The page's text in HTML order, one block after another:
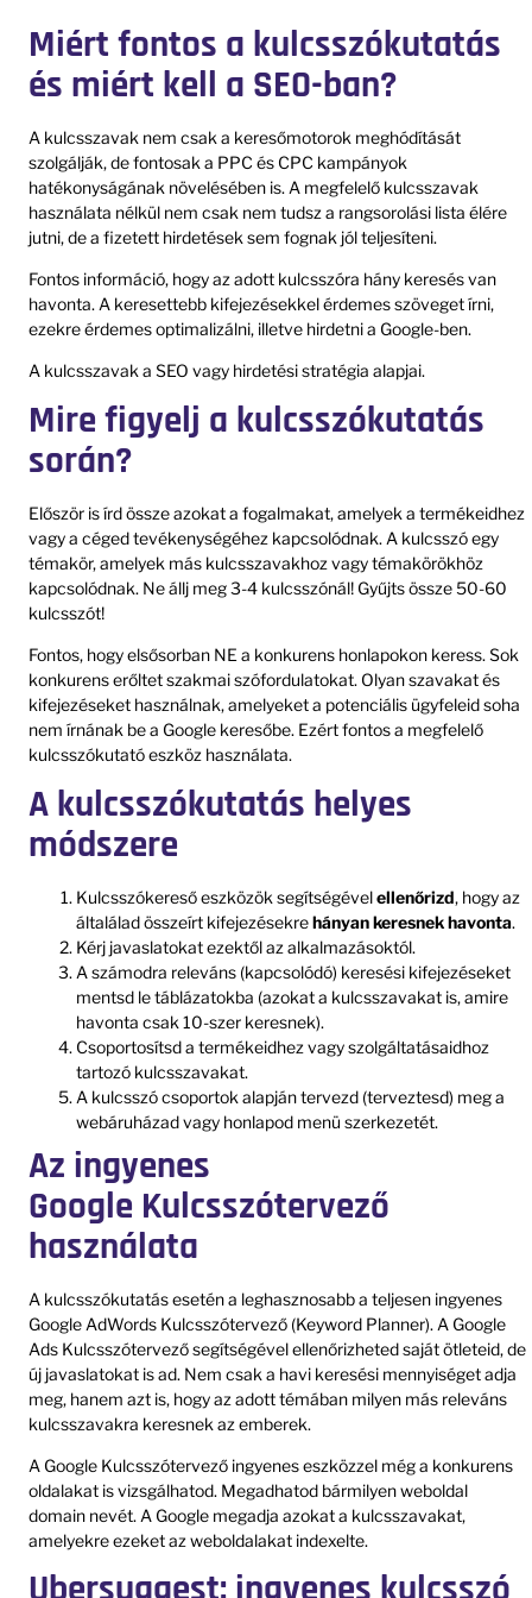
Miért fontos a kulcsszókutatás
és miért kell a SEO-ban?
A kulcsszavak nem csak a keresőmotorok meghódítását
szolgálják, de fontosak a PPC és CPC kampányok
hatékonyságának növelésében is. A megfelelő kulcsszavak
használata nélkül nem csak nem tudsz a rangsorolási lista élére
jutni, de a fizetett hirdetések sem fognak jól teljesíteni.
Fontos információ, hogy az adott kulcsszóra hány keresés van
havonta. A keresettebb kifejezésekkel érdemes szöveget írni,
ezekre érdemes optimalizálni, illetve hirdetni a Google-ben.
A kulcsszavak a SEO vagy hirdetési stratégia alapjai.
Mire figyelj a kulcsszókutatás
során?
Először is írd össze azokat a fogalmakat, amelyek a termékeidhez
vagy a céged tevékenységéhez kapcsolódnak. A kulcsszó egy
témakör, amelyek más kulcsszavakhoz vagy témakörökhöz
kapcsolódnak. Ne állj meg 3-4 kulcsszónál! Gyűjts össze 50-60
kulcsszót!
Fontos, hogy elsősorban NE a konkurens honlapokon keress. Sok
konkurens erőltet szakmai szófordulatokat. Olyan szavakat és
kifejezéseket használnak, amelyeket a potenciális ügyfeleid soha
nem írnának be a Google keresőbe. Ezért fontos a megfelelő
kulcsszókutató eszköz használata.
A kulcsszókutatás helyes
módszere
Kulcsszókereső eszközök segítségévelellenőrizd, hogy az
általálad összeírt kifejezésekrehányan keresnek havonta.
Kérj javaslatokat ezektől az alkalmazásoktól.
A számodra releváns (kapcsolódó) keresési kifejezéseket
mentsd le táblázatokba (azokat a kulcsszavakat is, amire
havonta csak 10-szer keresnek).
Csoportosítsd a termékeidhez vagy szolgáltatásaidhoz
tartozó kulcsszavakat.
A kulcsszó csoportok alapján tervezd (terveztesd) meg a
webáruházad vagy honlapod menü szerkezetét.
Az ingyenes
Google Kulcsszótervező
használata
A kulcsszókutatás esetén a leghasznosabb a teljesen ingyenes
Google AdWords Kulcsszótervező (Keyword Planner). A Google
Ads Kulcsszótervező segítségével ellenőrizheted saját ötleteid, de
új javaslatokat is ad. Nem csak a havi keresési mennyiséget adja
meg, hanem azt is, hogy az adott témában milyen más releváns
kulcsszavakra keresnek az emberek.
A Google Kulcsszótervező ingyenes eszközzel még a konkurens
oldalakat is vizsgálhatod. Megadhatod bármilyen weboldal
domain nevét. A Google megadja azokat a kulcsszavakat,
amelyekre ezeket az weboldalakat indexelte.